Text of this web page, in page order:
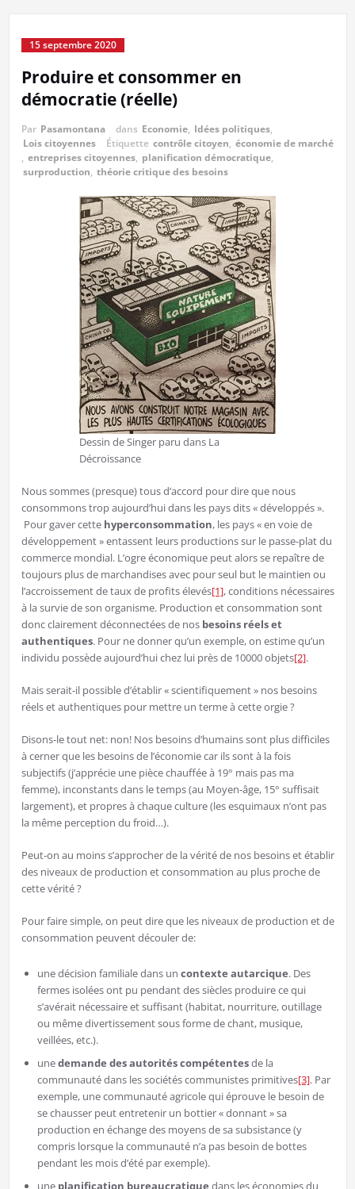
15 septembre 2020
Produire et consommer en
démocratie (réelle)
Par Pasamontana dans Economie, Idées politiques,
Lois citoyennes
Étiquette contrôle citoyen, économie de marché
, entreprises citoyennes, planification démocratique,
surproduction, théorie critique des besoins
Dessin de Singer paru dans La
Décroissance
Nous sommes (presque) tous d’accord pour dire que nous
consommons trop aujourd’hui dans les pays dits « développés ».
Pour gaver cette hyperconsommation, les pays « en voie de
développement » entassent leurs productions sur le passe-plat du
commerce mondial. L’ogre économique peut alors se repaître de
toujours plus de marchandises avec pour seul but le maintien ou
l’accroissement de taux de profits élevés[1], conditions nécessaires
à la survie de son organisme. Production et consommation sont
donc clairement déconnectées de nos besoins réels et
authentiques. Pour ne donner qu’un exemple, on estime qu’un
individu possède aujourd’hui chez lui près de 10000 objets[2].
Mais serait-il possible d’établir « scientifiquement » nos besoins
réels et authentiques pour mettre un terme à cette orgie ?
Disons-le tout net: non! Nos besoins d’humains sont plus difficiles
à cerner que les besoins de l’économie car ils sont à la fois
subjectifs (j’apprécie une pièce chauffée à 19° mais pas ma
femme), inconstants dans le temps (au Moyen-âge, 15° suffisait
largement), et propres à chaque culture (les esquimaux n’ont pas
la même perception du froid…).
Peut-on au moins s’approcher de la vérité de nos besoins et établir
des niveaux de production et consommation au plus proche de
cette vérité ?
Pour faire simple, on peut dire que les niveaux de production et de
consommation peuvent découler de:
une décision familiale dans un contexte autarcique. Des
fermes isolées ont pu pendant des siècles produire ce qui
s’avérait nécessaire et suffisant (habitat, nourriture, outillage
ou même divertissement sous forme de chant, musique,
veillées, etc.).
unedemande des autorités compétentesde la
communauté dans les sociétés communistes primitives[3]. Par
exemple, une communauté agricole qui éprouve le besoin de
se chausser peut entretenir un bottier « donnant » sa
production en échange des moyens de sa subsistance (y
compris lorsque la communauté n’a pas besoin de bottes
pendant les mois d’été par exemple).
une planification bureaucratique dans les économies du